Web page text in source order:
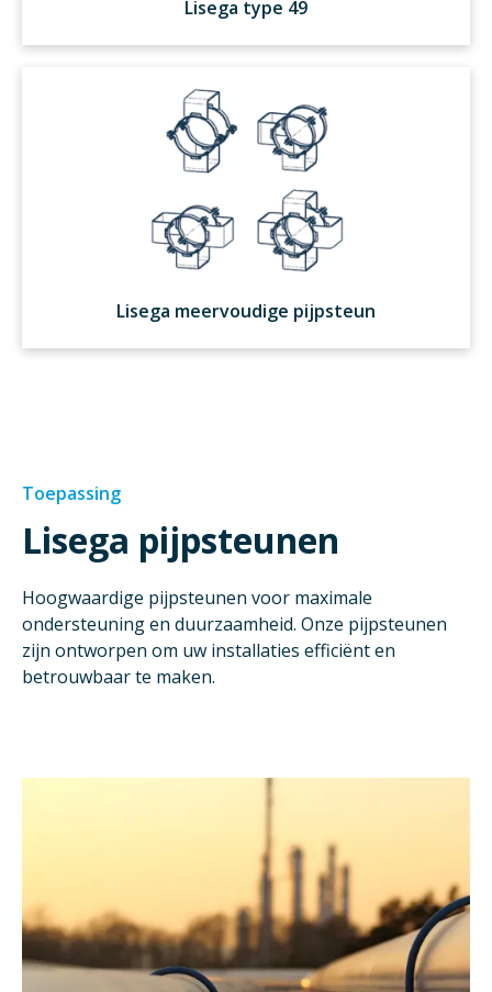
Lisega type 49
Lisega meervoudige pijpsteun
Toepassing
Lisega pijpsteunen
Hoogwaardige pijpsteunen voor maximale
ondersteuning en duurzaamheid. Onze pijpsteunen
zijn ontworpen om uw installaties efficiënt en
betrouwbaar te maken.